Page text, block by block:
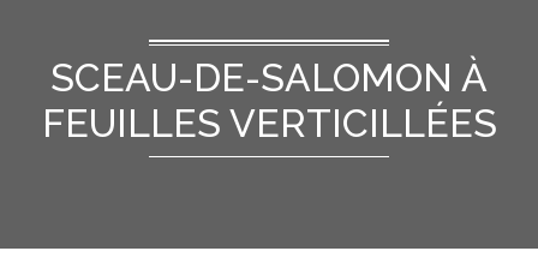
SCEAU-DE-SALOMON À
FEUILLES VERTICILLÉES